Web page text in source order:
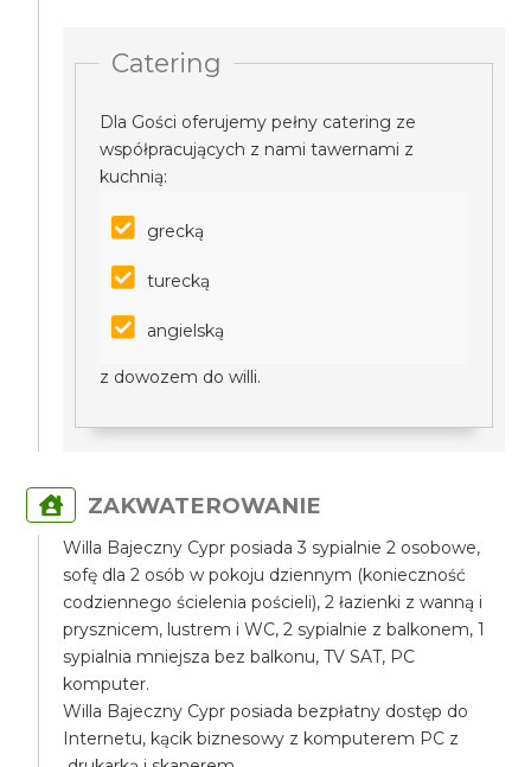
Catering
Dla Gości oferujemy pełny catering ze
współpracujących z nami tawernami z
kuchnią:
grecką
turecką
angielską
z dowozem do willi.
ZAKWATEROWANIE
Willa Bajeczny Cypr posiada 3 sypialnie 2 osobowe,
sofę dla 2 osób w pokoju dziennym (konieczność
codziennego ścielenia pościeli), 2 łazienki z wanną i
prysznicem, lustrem i WC, 2 sypialnie z balkonem, 1
sypialnia mniejsza bez balkonu, TV SAT, PC
komputer.
Willa Bajeczny Cypr posiada bezpłatny dostęp do
Internetu, kącik biznesowy z komputerem PC z